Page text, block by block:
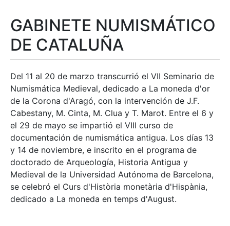
GABINETE NUMISMÁTICO
DE CATALUÑA
Del 11 al 20 de marzo transcurrió el VII Seminario de
Numismática Medieval, dedicado a La moneda d'or
de la Corona d'Aragó, con la intervención de J.F.
Cabestany, M. Cinta, M. Clua y T. Marot. Entre el 6 y
el 29 de mayo se impartió el VIII curso de
documentación de numismática antigua. Los días 13
y 14 de noviembre, e inscrito en el programa de
doctorado de Arqueología, Historia Antigua y
Medieval de la Universidad Autónoma de Barcelona,
se celebró el Curs d'Història monetària d'Hispània,
dedicado a La moneda en temps d'August.